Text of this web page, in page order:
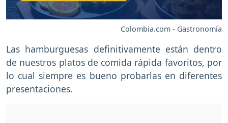
Colombia.com - Gastronomía
Las hamburguesas definitivamente están dentro
de nuestros platos de comida rápida favoritos, por
lo cual siempre es bueno probarlas en diferentes
presentaciones.